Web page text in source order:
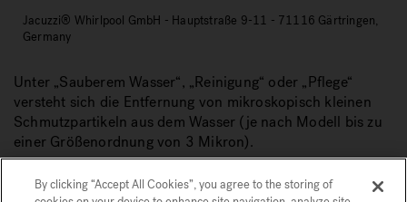
Jacuzzi® Whirlpool GmbH - Hauptstraße 9-11 - 71116 Gärtringen,
Germany
Unter „Sauberem Wasser“, „Reinigung“ oder „Pflege“
versteht sich die Entfernung von mikroskopisch kleinen
Schmutzpartikeln aus dem Wasser (je nach Modell bis zu
einer Größenordnung von 3 Mikron).
By clicking “Accept All Cookies”, you agree to the storing of